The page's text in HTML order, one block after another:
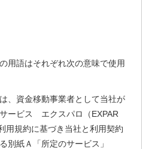
用語はそれぞれ次の意味で使用
、資金移動事業者として当社が
ービス エクスパロ（EXPAR
用規約に基づき当社と利用契約
別紙Ａ「所定のサービス」